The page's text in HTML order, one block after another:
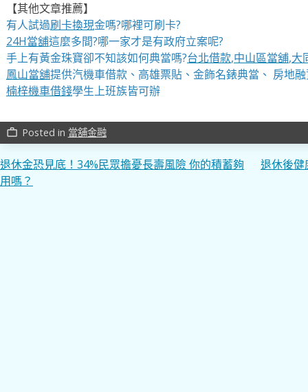
【其他文章推薦】
有人試過刷卡換現金嗎?哪裡可刷卡?
24H當舖這麼多間?哪一家才是有政府立案呢?
手上有黃金珠寶卻不知該如何典當嗎?台北借款,中山區當舖,大
鳳山當舖提供汽機車借款、高雄票貼、金飾名錶典當、 房地
楠梓機車借錢學生上班族皆可辦
work_outline Posted in 當舖金融
文
章
退休金恐見底！34%民眾擔憂長壽風險 你的積蓄夠
用嗎？
退休後健